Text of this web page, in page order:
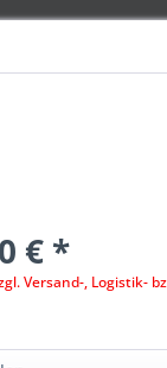
€ *
Versand-, Logistik-